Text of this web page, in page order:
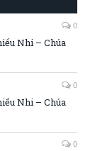
0
Nhi – Chúa
0
Nhi – Chúa
0